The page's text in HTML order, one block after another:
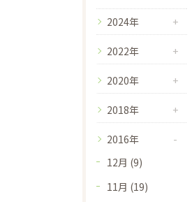
2024年
2022年
2020年
2018年
2016年
12月 (9)
11月 (19)